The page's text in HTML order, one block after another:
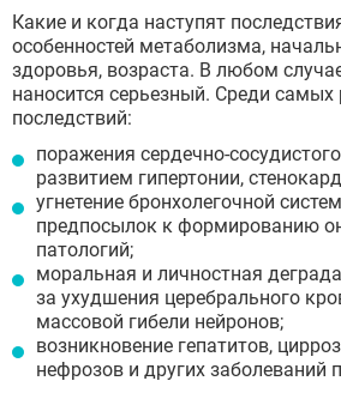
Какие и когда наступят
особенностей метаболизма,
здоровья, возраста. В любом
наносится серьезный. Среди самых
последствий:
поражения сердечно-
развитием гипертонии,
угнетение бронхолегочной
предпосылок к формированию
патологий;
моральная и личностная
за ухудшения церебрального
массовой гибели нейронов;
возникновение гепатитов,
нефрозов и других заболеваний